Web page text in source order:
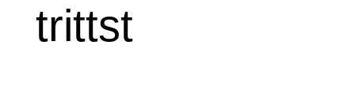
trittst